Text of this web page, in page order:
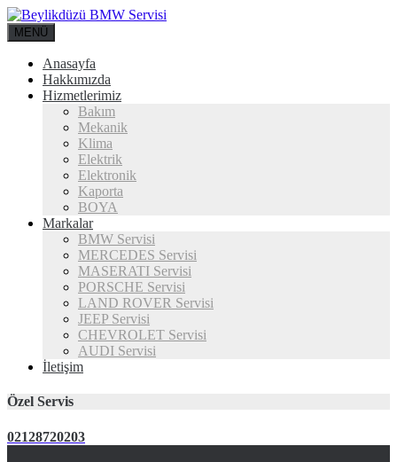
MENÜ
Anasayfa
Hakkımızda
Hizmetlerimiz
Bakım
Mekanik
Klima
Elektrik
Elektronik
Kaporta
BOYA
Markalar
BMW Servisi
MERCEDES Servisi
MASERATI Servisi
PORSCHE Servisi
LAND ROVER Servisi
JEEP Servisi
CHEVROLET Servisi
AUDI Servisi
İletişim
Özel Servis
02128720203